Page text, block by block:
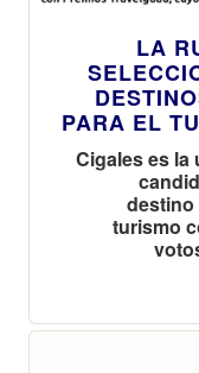
LA
PARA EL
Cigales es la
destino
turismo